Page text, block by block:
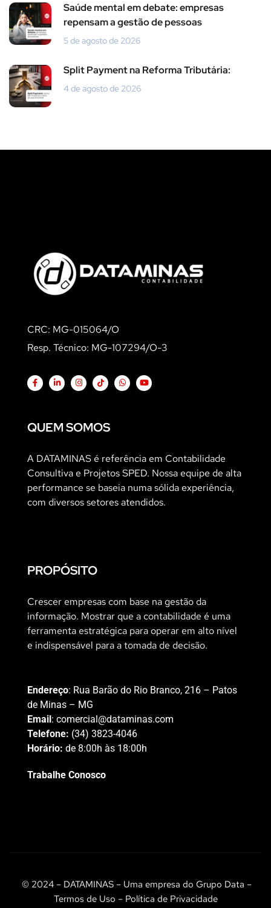
Saúde mental em debate: empresas
repensam a gestão de pessoas
5 de agosto de 2026
Split Payment na Reforma Tributária:
4 de agosto de 2026
CRC: MG-015064/O
Resp. Técnico: MG-107294/O-3
QUEM SOMOS
A DATAMINAS é referência em Contabilidade
Consultiva e Projetos SPED. Nossa equipe de alta
performance se baseia numa sólida experiência,
com diversos setores atendidos.
PROPÓSITO
Crescer empresas com base na gestão da
informação. Mostrar que a contabilidade é uma
ferramenta estratégica para operar em alto nível
e indispensável para a tomada de decisão.
Endereço: Rua Barão do Rio Branco, 216 – Patos
de Minas – MG
Email : comercial@dataminas.com
Telefone: (34) 3823-4046
Horário: de 8:00h às 18:00h
Trabalhe Conosco
© 2024 – DATAMINAS – Uma empresa do Grupo Data –
Termos de Uso – Política de Privacidade